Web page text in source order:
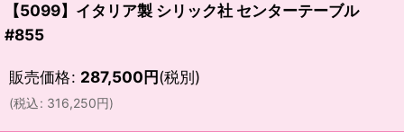
【5099】イタリア製 シリック社 センターテーブル
#855
販売価格: 287,500円(税別)
(税込: 316,250円)